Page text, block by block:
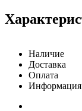
Наличие
Доставка
Оплата
Информация